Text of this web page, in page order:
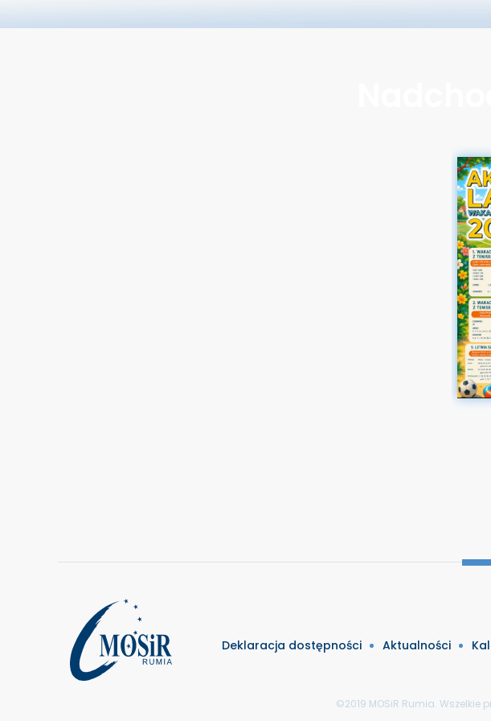
Deklaracja dostępności Aktualności
©2019 MOSiR Rumia. Wszelkie